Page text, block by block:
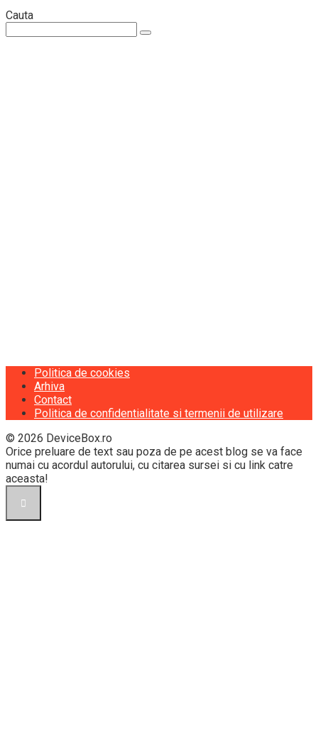
Cauta
Politica de cookies
Arhiva
Contact
Politica de confidentialitate si termenii de utilizare
© 2026 DeviceBox.ro
Orice preluare de text sau poza de pe acest blog se va face
numai cu acordul autorului, cu citarea sursei si cu link catre
aceasta!